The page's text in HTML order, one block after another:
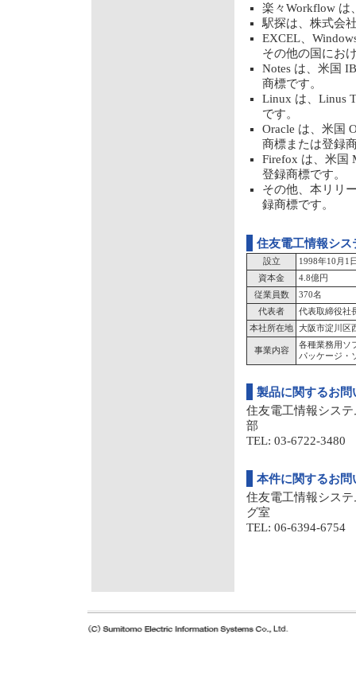
楽々Workflow は
駅探は、株式会
EXCEL、
その他の国にお
Notes は、米国
商標です。
Linux は、Linus
です。
Oracle は、米国
商標または登録
Firefox は、米国
登録商標です。
その他、本リリ
録商標です。
住友電工情報シ
設立
1998年10月1
資本金
4.8億円
従業員数
370名
代表者
代表取締役
本社所在地
大阪市淀川区
事業内容
各種業務用ソ
パッケージ
製品に関するお問
住友電工情報シス
部
TEL: 03-6722-3480
本件に関するお問
住友電工情報シス
グ室
TEL: 06-6394-6754